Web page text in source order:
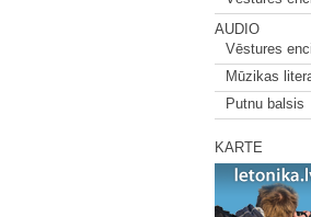
AUDIO
Vēstures
Mūzikas
Putnu balsis
KARTE